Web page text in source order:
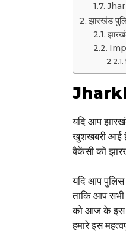
झारखंड
यदि आप
खुशखबरी आई
वैकेंसी को
यदि आप पुलिस
ताकि आप सभी
को आज के
हमारे इस